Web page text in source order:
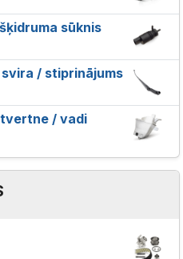
sūknis
/ stiprinājums
/ vadi